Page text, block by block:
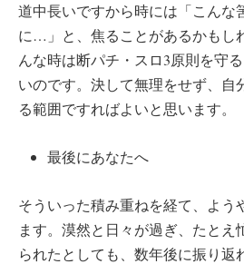
道中長いですから時には「こんな
に…」と、焦ることがあるかもし
んな時は断パチ・スロ3原則を守
いのです。決して無理をせず、自
る範囲ですればよいと思います。
最後にあなたへ
そういった積み重ねを経て、よう
ます。漠然と日々が過ぎ、たとえ
られたとしても、数年後に振り返